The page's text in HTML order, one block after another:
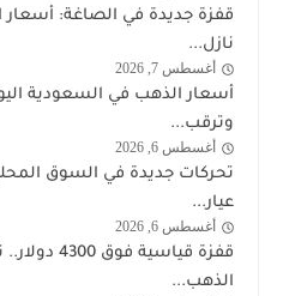
اخبار
قفزة جديدة في الصاغة: أسعار
نازل...
اخبار
أغسطس 7, 2026
وترقب...
اخبار
أغسطس 6, 2026
تحركات جديدة في السوق
عيار...
اخبار
أغسطس 6, 2026
قفزة
الذهب...